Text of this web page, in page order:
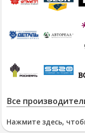
Все
Нажмите здесь,